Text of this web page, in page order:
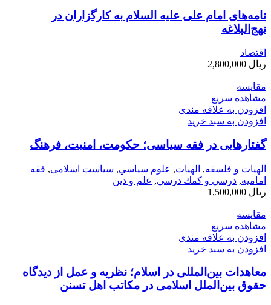
نامه‌های امام علی علیه السلام به کارگزاران در
نهج‌البلاغه
اقتصاد
ریال
مقایسه
مشاهده سریع
افزودن به علاقه مندی
افزودن به سبد خرید
گفتارهایی در فقه سیاسی؛ حکومت، امنیت، فرهنگ
الهیات و فلسفه, الهيات, علوم سياسي, سیاست اسلامی, فقه
امامیه, درسي و كمك درسي, علم و دین
ریال
مقایسه
مشاهده سریع
افزودن به علاقه مندی
افزودن به سبد خرید
معاهدات بین‌المللی در اسلام؛ نظریه و عمل از دیدگاه
حقوق بین‌الملل اسلامی در مکاتب اهل تسنن